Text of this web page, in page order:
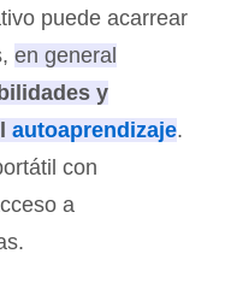
puede acarrear
en general
y
autoaprendizaje.
con
a